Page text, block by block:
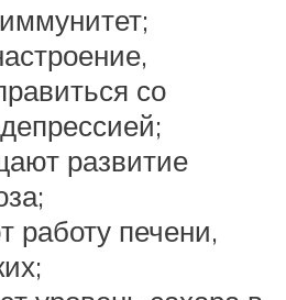
со
развитие
работу печени,